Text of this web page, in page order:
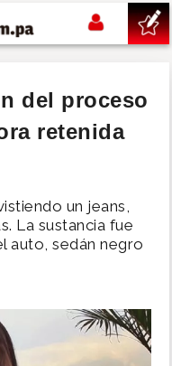
del proceso
retenida
un jeans,
La sustancia fue
auto, sedán negro